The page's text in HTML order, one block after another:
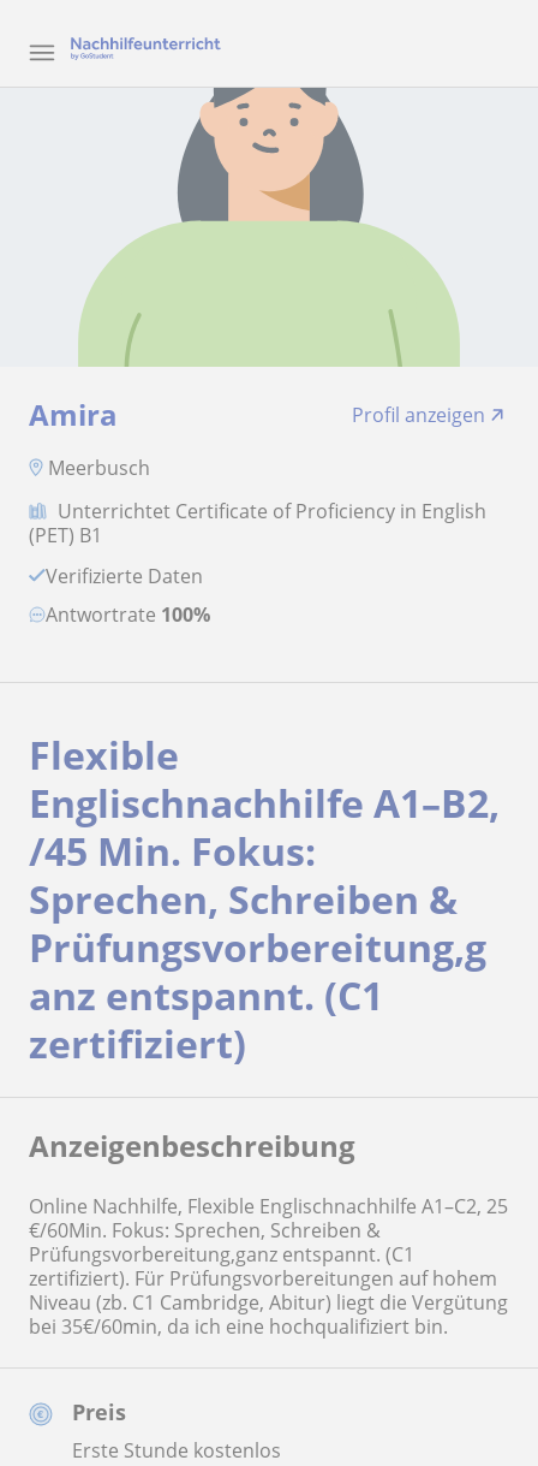
Amira
Profil anzeigen
Meerbusch
Unterrichtet Certificate of Proficiency in English
(PET) B1
Verifizierte Daten
Antwortrate 100%
Preis
Erste Stunde kostenlos
Flexible
Englischnachhilfe A1–B2,
/45 Min. Fokus:
Sprechen, Schreiben &
Prüfungsvorbereitung,g
anz entspannt. (C1
zertifiziert)
Anzeigenbeschreibung
Online Nachhilfe, Flexible Englischnachhilfe A1–C2, 25
€/60Min. Fokus: Sprechen, Schreiben &
Prüfungsvorbereitung,ganz entspannt. (C1
zertifiziert). Für Prüfungsvorbereitungen auf hohem
Niveau (zb. C1 Cambridge, Abitur) liegt die Vergütung
bei 35€/60min, da ich eine hochqualifiziert bin.